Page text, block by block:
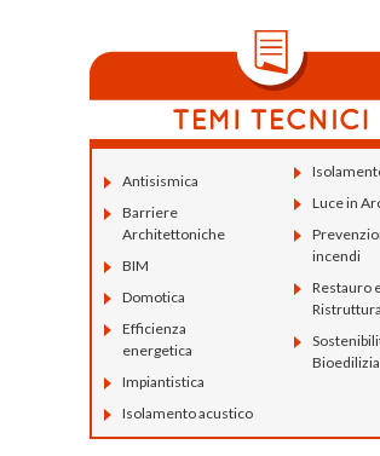
Antisismica
Barriere
Architettoniche
BIM
Domotica
Efficienza
energetica
Impiantistica
Isolamento acustico
Luce in
incendi
Restauro
Bioedilizia